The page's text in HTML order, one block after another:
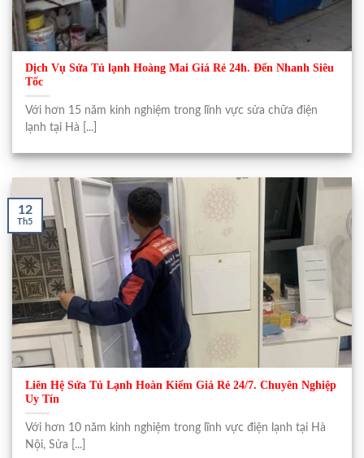
Dịch Vụ Sửa Tủ lạnh Hoàng Mai Giá Rẻ 24h. Đến Nhanh Siêu
Tốc
Với hơn 15 năm kinh nghiệm trong lĩnh vực sửa chữa điện
lạnh tại Hà [...]
Liên Hệ Sửa Tủ Lạnh Hoàn Kiếm Giá Rẻ 24/7. Chuyên Nghiệp
Uy Tín
Với hơn 10 năm kinh nghiệm trong lĩnh vực điện lạnh tại Hà
Nội, Sửa [...]
12
Th5